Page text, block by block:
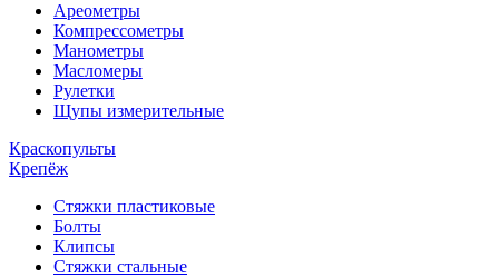
Ареометры
Компрессометры
Манометры
Масломеры
Рулетки
Щупы измерительные
Краскопульты
Крепёж
Стяжки пластиковые
Болты
Клипсы
Стяжки стальные